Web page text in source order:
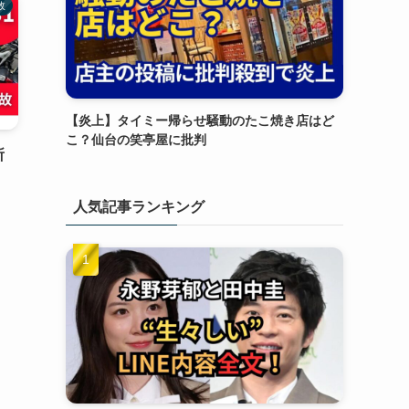
【炎上】タイミー帰らせ騒動のたこ焼き店はど
こ？仙台の笑亭屋に批判
人気記事ランキング